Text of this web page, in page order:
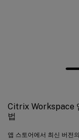
Citrix Workspace
법
앱 스토어에서 최신 버전